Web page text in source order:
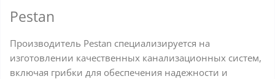
Pestan
Производитель Pestan специализируется на
изготовлении качественных канализационных систем,
включая грибки для обеспечения надежности и